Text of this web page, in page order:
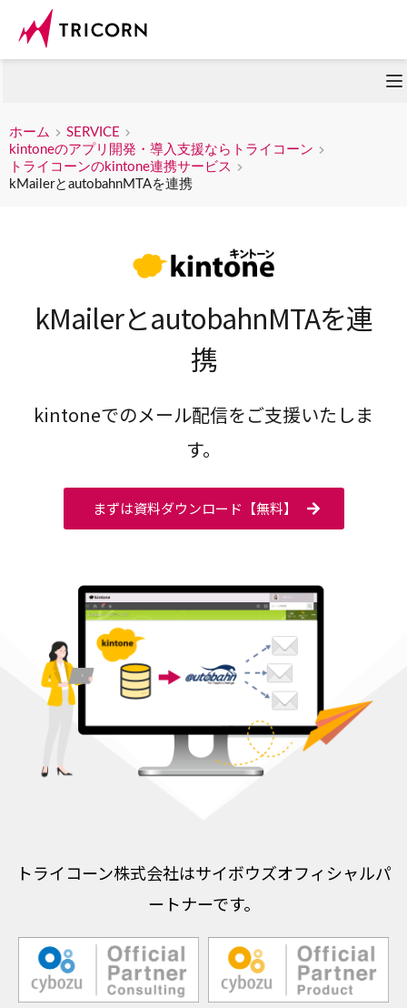
ホーム
SERVICE
kintoneのアプリ開発・導入支援ならトライコーン
トライコーンのkintone連携サービス
kMailerとautobahnMTAを連携
kMailerとautobahnMTAを連
携
kintoneでのメール配信をご支援いたしま
す。
まずは資料ダウンロード【無料】
トライコーン株式会社はサイボウズオフィシャルパ
ートナーです。